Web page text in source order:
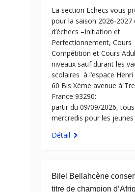
La section Echecs vous
pour la saison 2026-2027
d’échecs –Initiation et
Perfectionnement, Cours
Compétition et Cours
niveaux sauf durant les
scolaires à l’espace
60 Bis Xème avenue à
France
partir du 09/09/2026,
mercredis pour les
Détail
Bilel Bellahcène
titre de champion